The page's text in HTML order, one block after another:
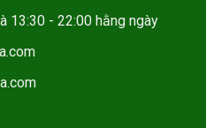
13:30 - 22:00 hằng ngày